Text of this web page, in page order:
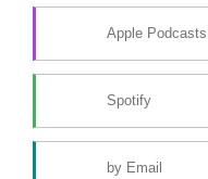
Apple Podcasts
Spotify
by Email